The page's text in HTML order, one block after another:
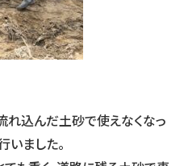
れ込んだ土砂で使えなくなっ
いました。